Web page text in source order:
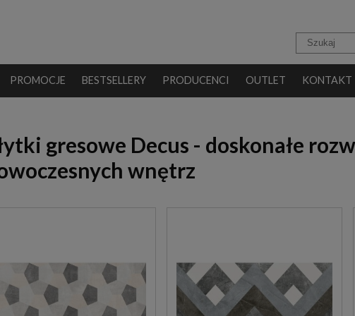
PROMOCJE BESTSELLERY PRODUCENCI OUTLET KONTAKT
gresowe Decus - doskonałe
wnętrz